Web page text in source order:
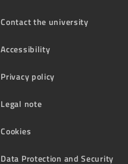
Contact the university
Accessibility
Privacy policy
Legal note
Cookies
Data Protection and Security